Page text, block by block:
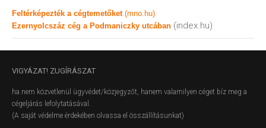
Feltérképezték a cégtemetőket (mno.hu)
Ezernyolcszáz cég a Podmaniczky utcában (index.hu)
VIGYÁZAT! ZUGÍRÁSZAT
ha nem közvetlenül ügyvédet/közjegyzőt, hanem valamilyen céget bíz meg a
cégeljárás lefolytatásával.
(A saját védelme érdekében olvassa el összállításunkat)